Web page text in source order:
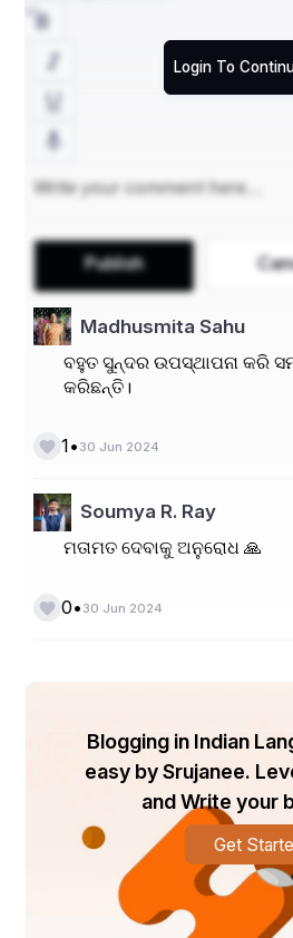
ସ୍ବପ୍ନ ହେଲା ବାସ୍ତବତା।
କୋଟି ଭାରତୀୟ ବ୍ୟଥା।
ମନର ଆବେଗ ଅଶ୍ରୁ କହିଦିଏ,
ହରଷ ମୂହୁର୍ତ୍ତ ଗୌରବେ ଜଣାଏ,
କେନୁହେଁ ଏହାର ତୁଲ୍ୟ।
Login To
Publish
Madhusmita Sahu
ବହୁତ ସୁନ୍ଦର ଉପସ୍ଥାପନା କରି
କରିଛନ୍ତି।
1• 30 Jun 2024
Soumya R. Ray
ମତାମତ ଦେବାକୁ ଅନୁରୋଧ 🙏
0• 30 Jun 2024
Blogging in Indian
easy by Srujanee.
and Write your
Get